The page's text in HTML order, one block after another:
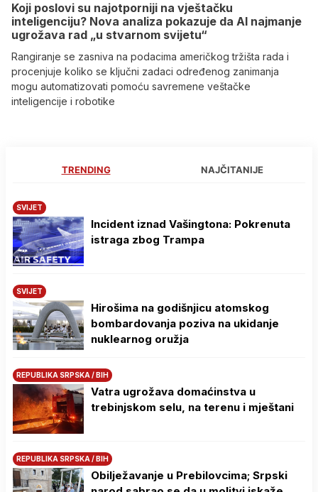
Koji poslovi su najotporniji na vještačku
inteligenciju? Nova analiza pokazuje da AI najmanje
ugrožava rad „u stvarnom svijetu“
Rangiranje se zasniva na podacima američkog tržišta rada i
procenjuje koliko se ključni zadaci određenog zanimanja
mogu automatizovati pomoću savremene veštačke
inteligencije i robotike
TRENDING NAJČITANIJE
SVIJET
Incident iznad Vašingtona: Pokrenuta
istraga zbog Trampa
SVIJET
Hirošima na godišnjicu atomskog
bombardovanja poziva na ukidanje
nuklearnog oružja
REPUBLIKA SRPSKA / BIH
Vatra ugrožava domaćinstva u
trebinjskom selu, na terenu i mještani
REPUBLIKA SRPSKA / BIH
Obilježavanje u Prebilovcima; Srpski